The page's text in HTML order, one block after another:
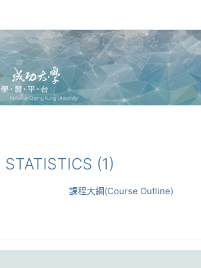
STATISTICS (1)
課程大綱(Course Outline)